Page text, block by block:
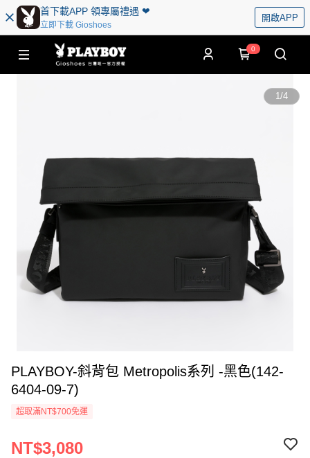
首下載APP 領專屬禮遇 ❤︎
立即下載 Gioshoes
開啟APP
0
1/4
PLAYBOY-斜背包 Metropolis系列 -黑色(142-
6404-09-7)
超取滿NT$700免運
NT$3,080